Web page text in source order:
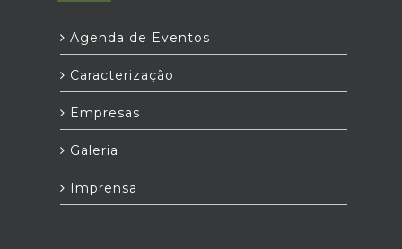
Agenda de Eventos
Caracterização
Empresas
Galeria
Imprensa